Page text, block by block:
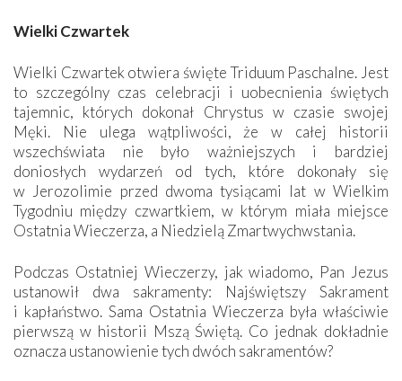
Wielki Czwartek
Wielki Czwartek otwiera święte Triduum Paschalne. Jest
to szczególny czas celebracji i uobecnienia świętych
tajemnic, których dokonał Chrystus w czasie swojej
Męki. Nie ulega wątpliwości, że w całej historii
wszechświata nie było ważniejszych i bardziej
doniosłych wydarzeń od tych, które dokonały się
w Jerozolimie przed dwoma tysiącami lat w Wielkim
Tygodniu między czwartkiem, w którym miała miejsce
Ostatnia Wieczerza, a Niedzielą Zmartwychwstania.
Podczas Ostatniej Wieczerzy, jak wiadomo, Pan Jezus
ustanowił dwa sakramenty: Najświętszy Sakrament
i kapłaństwo. Sama Ostatnia Wieczerza była właściwie
pierwszą w historii Mszą Świętą. Co jednak dokładnie
oznacza ustanowienie tych dwóch sakramentów?